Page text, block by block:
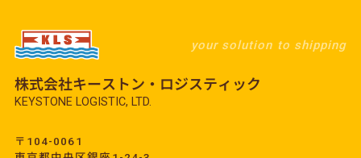
your solution to shipping
株式会社キーストン・ロジスティック
KEYSTONE LOGISTIC, LTD.
〒104-0061